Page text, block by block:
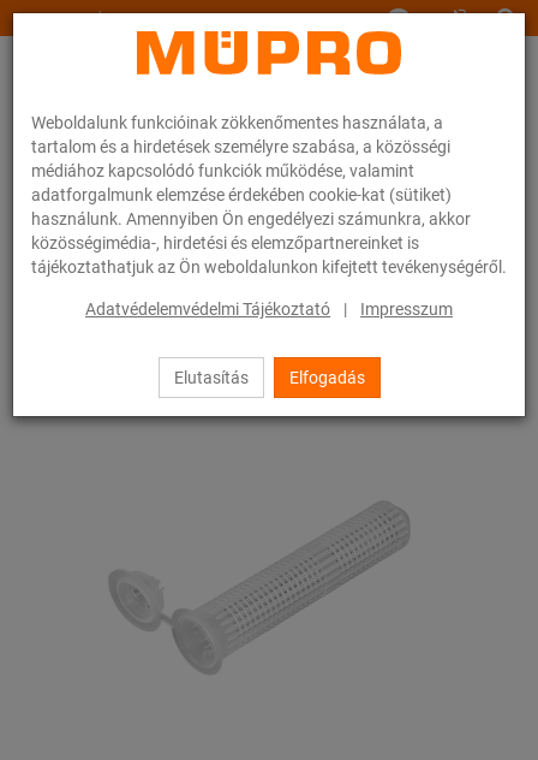
Weboldalunk funkcióinak zökkenőmentes használata, a
tartalom és a hirdetések személyre szabása, a közösségi
médiához kapcsolódó funkciók működése, valamint
adatforgalmunk elemzése érdekében cookie-kat (sütiket)
használunk. Amennyiben Ön engedélyezi számunkra, akkor
közösségimédia-, hirdetési és elemzőpartnereinket is
tájékoztathatjuk az Ön weboldalunkon kifejtett tevékenységéről.
Adatvédelemvédelmi Tájékoztató | Impresszum
Elutasítás Elfogadás
www.muepro.hu
Webáruhàz Rögzítéstechnika
Dübelek
Szitahüvelyek az injektáló horgonyhoz XV Plus